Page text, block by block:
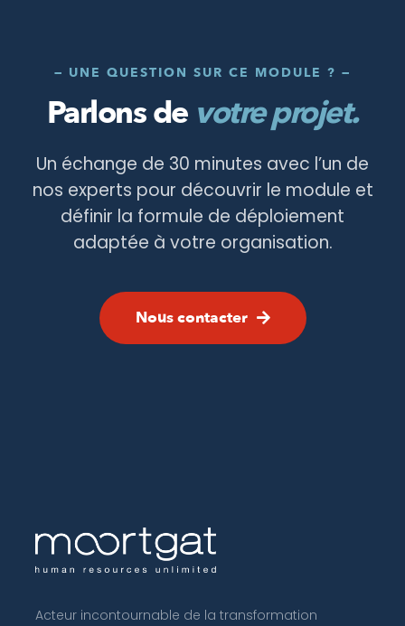
— UNE QUESTION SUR CE MODULE ? —
Parlons de votre projet.
Un échange de 30 minutes avec l’un de
nos experts pour découvrir le module et
définir la formule de déploiement
adaptée à votre organisation.
Nous contacter
Acteur incontournable de la transformation